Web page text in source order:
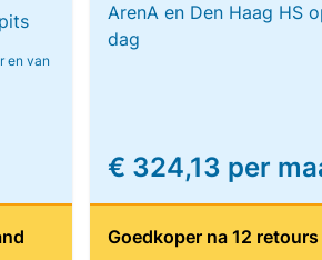
en van
ArenA en Den Haag HS
dag
€ 324,13 per
Goedkoper na 12